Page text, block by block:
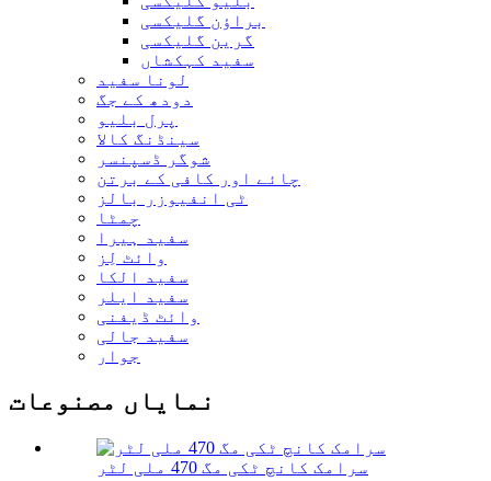
براؤن گلیکسی
گرین گلیکسی
سفید کہکشاں
لونا سفید
دودھ کے جگ
پرل بلیو
سینڈنگ کالا
شوگر ڈسپنسر
چائے اور کافی کے برتن
ٹی انفیوزر بالز
چمٹا
سفید ہیرا
وائٹ لِز
سفید الکا
سفید ایلر
وائٹ ڈیفنی
سفید جالی
جوار
نمایاں مصنوعات
سرامک کانچ ٹکی مگ 470 ملی لٹر